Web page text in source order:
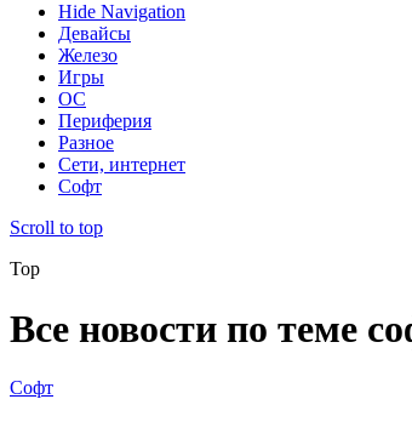
Hide Navigation
Девайсы
Железо
Игры
ОС
Периферия
Разное
Сети, интернет
Софт
Scroll to top
Top
Все новости по теме
Софт